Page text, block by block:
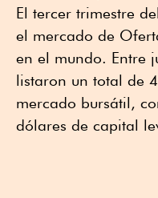
El tercer trimestre
el mercado de
en el mundo. Entre
listaron un total de
mercado bursátil,
dólares de capital